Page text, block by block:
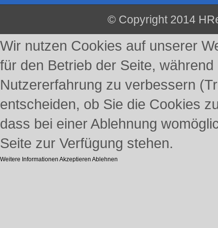
© Copyright 2014
Wir nutzen Cookies auf unserer
für den Betrieb der Seite,
Nutzererfahrung zu verbessern
entscheiden, ob Sie die Cookies
dass bei einer Ablehnung
Seite zur Verfügung stehen.
Weitere Informationen Akzeptieren Ablehnen